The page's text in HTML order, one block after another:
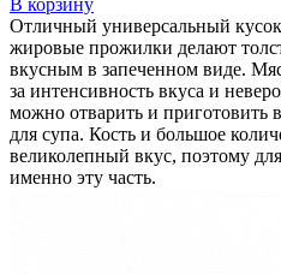
Отличный универсальный
жировые прожилки делают
вкусным в запеченном виде.
за интенсивность вкуса и
можно отварить и приготовить
для супа. Кость и большое
великолепный вкус, поэтому
именно эту часть.